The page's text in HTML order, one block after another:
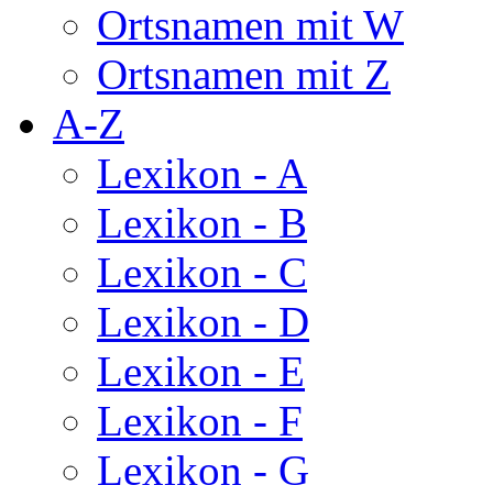
Ortsnamen mit W
Ortsnamen mit Z
A-Z
Lexikon - A
Lexikon - B
Lexikon - C
Lexikon - D
Lexikon - E
Lexikon - F
Lexikon - G